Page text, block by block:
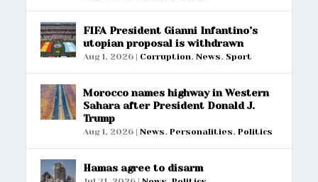
FIFA President Gianni Infantino’s
utopian proposal is withdrawn
Aug 1, 2026 | Corruption,News, Sport
Morocco names highway in Western
Sahara after President Donald J.
Trump
Aug 1, 2026 |News,Personalities,Politics
Hamas agree to disarm